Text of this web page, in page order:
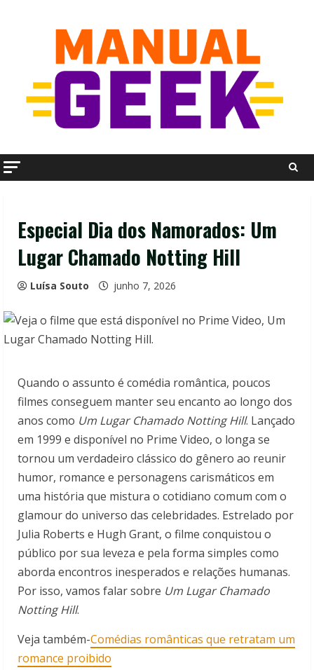
Especial Dia dos Namorados: Um
Lugar Chamado Notting Hill
Luísa Souto junho 7, 2026
Quando o assunto é comédia romântica, poucos
filmes conseguem manter seu encanto ao longo dos
anos como Um Lugar Chamado Notting Hill. Lançado
em 1999 e disponível no Prime Video, o longa se
tornou um verdadeiro clássico do gênero ao reunir
humor, romance e personagens carismáticos em
uma história que mistura o cotidiano comum com o
glamour do universo das celebridades. Estrelado por
Julia Roberts e Hugh Grant, o filme conquistou o
público por sua leveza e pela forma simples como
aborda encontros inesperados e relações humanas.
Por isso, vamos falar sobre Um Lugar Chamado
Notting Hill.
Veja também-Comédias românticas que retratam um
romance proibido